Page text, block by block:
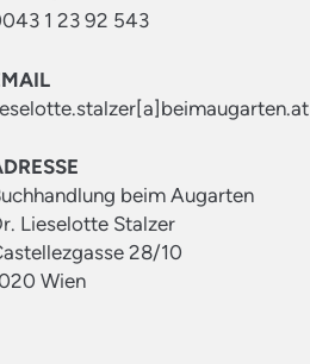
1 23 92 543
beim Augarten
Lieselotte Stalzer
28/10
Wien